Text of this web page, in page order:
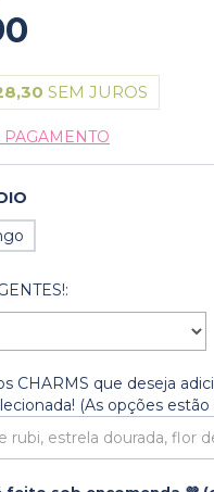
SEM JUROS
CHARMS que deseja
(As opções estão